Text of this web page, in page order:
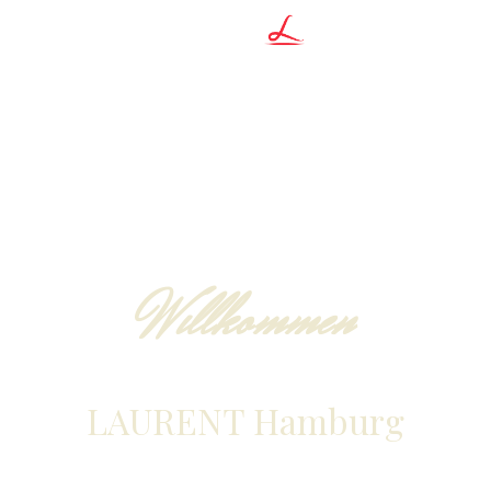
Willkommen
LAURENT Hamburg
Werfen Sie einen Blick in